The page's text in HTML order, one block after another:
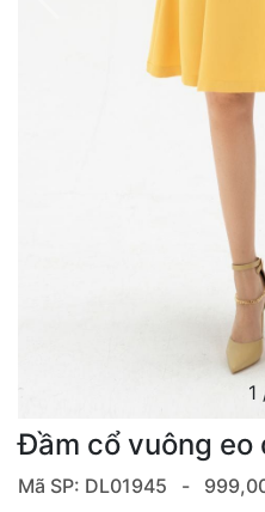
1
Đầm cổ vuông eo
Mã SP: DL01945 -